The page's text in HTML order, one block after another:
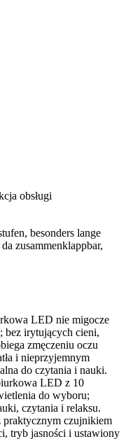
obsługi
besonders lange
zusammenklappbar,
LED nie migocze
bez irytujących cieni,
zmęczeniu oczu
i nieprzyjemnym
do czytania i nauki.
LED z 10
do wyboru;
czytania i relaksu.
czujnikiem
tryb jasności i ustawiony